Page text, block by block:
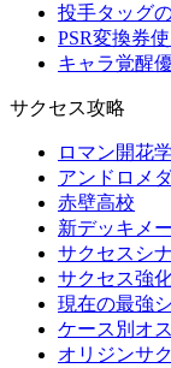
投手タッグ
PSR変換券
キャラ覚醒
サクセス攻略
ロマン開花
アンドロメ
赤壁高校
新デッキメ
サクセスシ
サクセス強
現在の最強
ケース別オ
オリジンサ